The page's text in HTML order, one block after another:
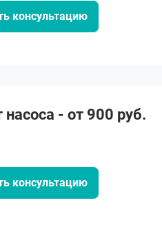
консультацию
- от 900 руб.
консультацию